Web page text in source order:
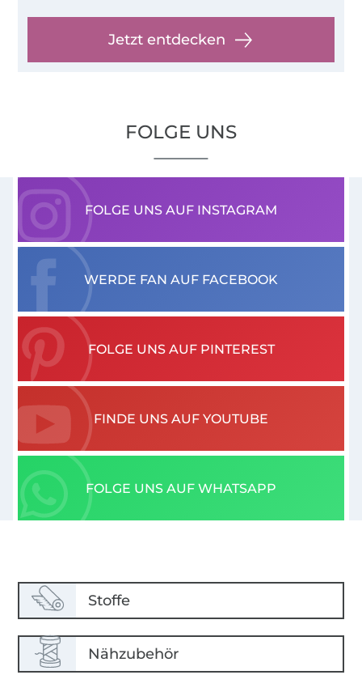
Jetzt entdecken
FOLGE UNS
FOLGE UNS AUF INSTAGRAM
WERDE FAN AUF FACEBOOK
FOLGE UNS AUF PINTEREST
FINDE UNS AUF YOUTUBE
FOLGE UNS AUF WHATSAPP